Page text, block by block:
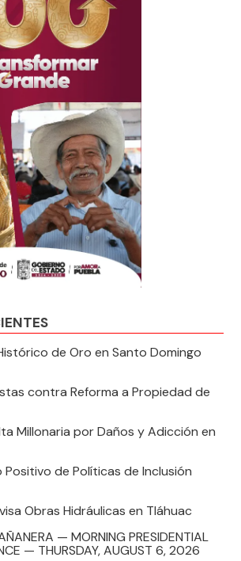
de Oro en Santo Domingo
contra Reforma a Propiedad de
Millonaria por Daños y Adicción en
de Políticas de Inclusión
Obras Hidráulicas en Tláhuac
— MORNING PRESIDENTIAL
— THURSDAY, AUGUST 6, 2026